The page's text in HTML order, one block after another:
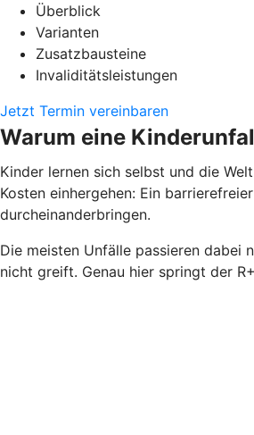
Überblick
Varianten
Zusatzbausteine
Invaliditätsleistungen
Jetzt Termin vereinbaren
Warum eine
Kinder lernen sich selbst und die
Kosten einhergehen: Ein
durcheinanderbringen.
Die meisten Unfälle passieren dabei
nicht greift. Genau hier springt der